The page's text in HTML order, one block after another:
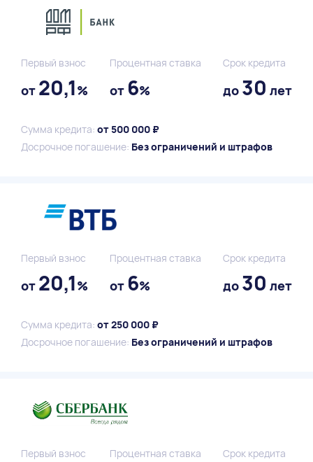
Первый взнос
от 20,1%
Процентная ставка
от 6%
Срок кредита
до 30 лет
Сумма кредита: от 500 000 ₽
Досрочное погашение: Без ограничений и штрафов
Первый взнос
от 20,1%
Процентная ставка
от 6%
Срок кредита
до 30 лет
Сумма кредита: от 250 000 ₽
Досрочное погашение: Без ограничений и штрафов
Первый взнос Процентная ставка Срок кредита